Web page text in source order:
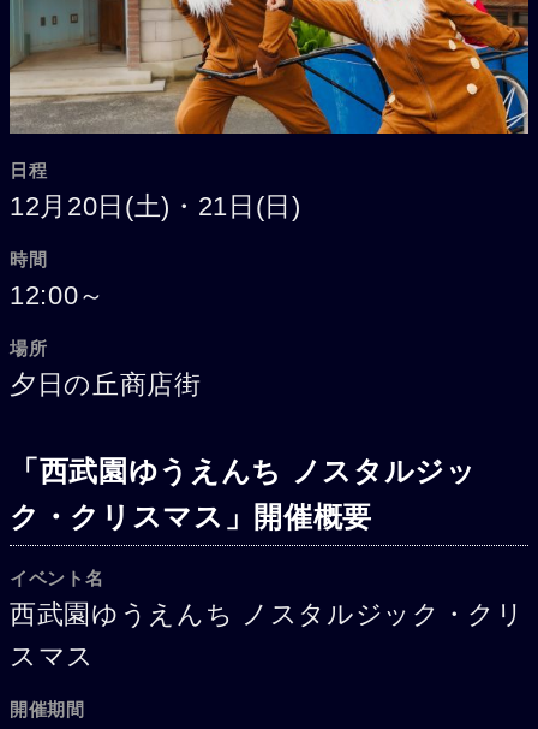
日程
12月20日(土)・21日(日)
時間
12:00～
場所
夕日の丘商店街
「西武園ゆうえんち ノスタルジッ
ク・クリスマス」開催概要
イベント名
西武園ゆうえんち ノスタルジック・クリ
スマス
開催期間